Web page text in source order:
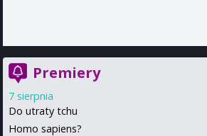
Premiery
7 sierpnia
Do utraty tchu
Homo sapiens?